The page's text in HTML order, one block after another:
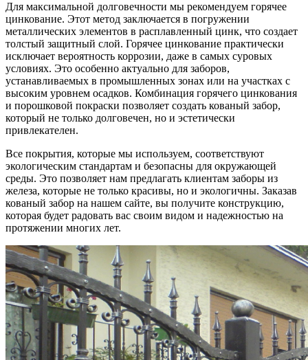
Для максимальной долговечности мы рекомендуем горячее
цинкование. Этот метод заключается в погружении
металлических элементов в расплавленный цинк, что создает
толстый защитный слой. Горячее цинкование практически
исключает вероятность коррозии, даже в самых суровых
условиях. Это особенно актуально для заборов,
устанавливаемых в промышленных зонах или на участках с
высоким уровнем осадков. Комбинация горячего цинкования
и порошковой покраски позволяет создать кованый забор,
который не только долговечен, но и эстетически
привлекателен.
Все покрытия, которые мы используем, соответствуют
экологическим стандартам и безопасны для окружающей
среды. Это позволяет нам предлагать клиентам заборы из
железа, которые не только красивы, но и экологичны. Заказав
кованый забор на нашем сайте, вы получите конструкцию,
которая будет радовать вас своим видом и надежностью на
протяжении многих лет.